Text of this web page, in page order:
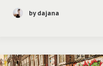
by dajana